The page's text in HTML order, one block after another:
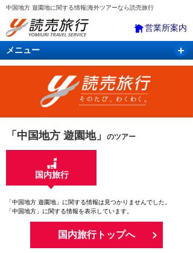
中国地方 遊園地に関する情報|海外ツアーなら読売旅行
営業所案内
メニュー
国内旅行 バスツアー 海外旅行
「中国地方 遊園地」 のツアー
国内旅行
「中国地方 遊園地」に関する情報は見つかりませんでした。
「中国地方」に関する情報を表示しています。
国内旅行トップへ